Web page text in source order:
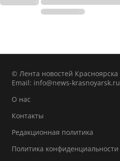
© Лента новостей Красноярска
Email: info@news-krasnoyarsk.ru
О нас
Контакты
Редакционная политика
Политика конфиденциальности